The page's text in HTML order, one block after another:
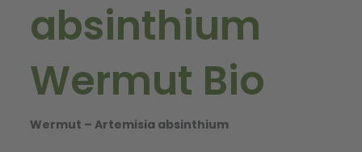
absinthium
Wermut Bio
Wermut – Artemisia absinthium